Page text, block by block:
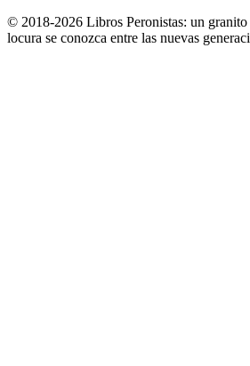
© 2018-2026 Libros Peronistas: un granito
locura se conozca entre las nuevas